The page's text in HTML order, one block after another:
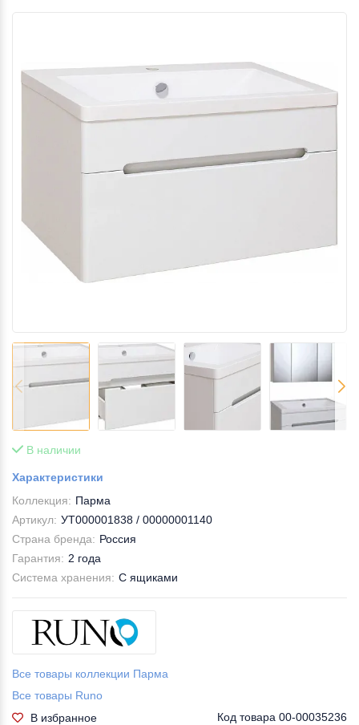
В наличии
Характеристики
Коллекция: Парма
Артикул: УТ000001838 / 00000001140
Страна бренда: Россия
Гарантия: 2 года
Система хранения: С ящиками
Все товары коллекции Парма
Все товары Runo
В избранное
Код товара 00-00035236